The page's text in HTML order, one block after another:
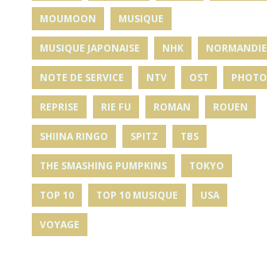
MOUMOON MUSIQUE
MUSIQUE JAPONAISE NHK NORMANDIE
NOTE DE SERVICE NTV OST PHOTO
REPRISE RIE FU ROMAN ROUEN
SHIINA RINGO SPITZ TBS
THE SMASHING PUMPKINS TOKYO
TOP 10 TOP 10 MUSIQUE USA
VOYAGE